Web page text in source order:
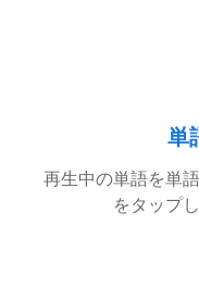
単
再生中の単語を単
をタップ